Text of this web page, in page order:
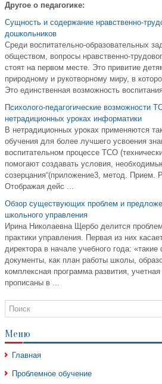
Другое о педагогике:
Сущность и содержание нравственно-
дошкольников
Среди воспитательно-образовательных
обществом, вопросы нравственно-
стоят на первом месте. Это привитие
природному и рукотворному миру, в
Это единственная возможность
Психолого-педагогические возможности
нетрадиционных уроках информатики
В нетрадиционных уроках применяются
обучения для более лучшего усвоения
воспитательном процессе ТСО
помогают создавать условия,
созерцания“(приложение3, метод. Прием.
Отображая дейс ...
Обзор существующих проблем и
школьного управления
Ирина Николаевна Щербо делится
практики управления. Первая из них
директора в начале учебного года:
документы, как план работы школы,
комплексная программа развития,
прописаны в ...
Меню
Главная
Проблемное обучение